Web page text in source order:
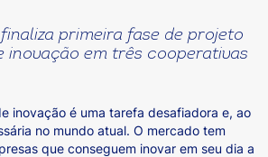
primeira fase de projeto
inovação em três cooperativas
inovação é uma tarefa desafiadora e, ao
no mundo atual. O mercado tem
que conseguem inovar em seu dia a